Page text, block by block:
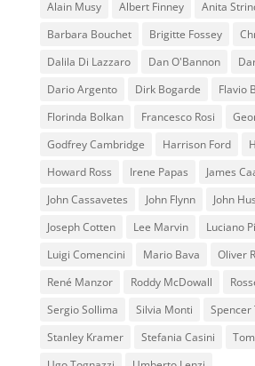
Alain Musy Albert Finney
Anita
Barbara Bouchet
Brigitte Fossey
Dalila Di Lazzaro
Dan O'Bannon
Dario Argento
Dirk Bogarde
Flavio
Florinda Bolkan
Francesco Rosi
Godfrey Cambridge
Harrison Ford
Howard Ross
Irene Papas James
John Cassavetes
John Flynn John
Joseph Cotten
Lee Marvin Luciano
Luigi Comencini
Mario Bava Oliver
René Manzor
Roddy McDowall
Sergio Sollima
Silvia Monti
Spencer
Stanley Kramer
Stefania Casini